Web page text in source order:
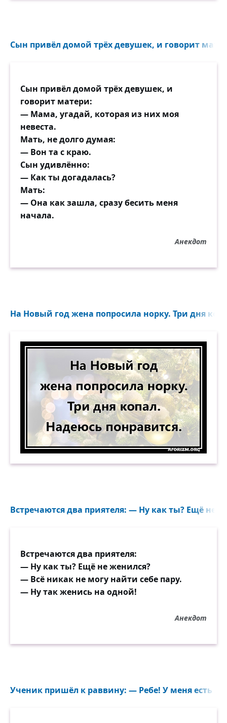
Сын привёл домой трёх девушек, и говорит
Сын привёл домой трёх девушек, и
говорит матери:
— Мама, угадай, которая из них моя
невеста.
Мать, не долго думая:
— Вон та с краю.
Сын удивлённо:
— Как ты догадалась?
Мать:
— Она как зашла, сразу бесить меня
начала.
Анекдот
На Новый год жена попросила норку. Три дня
На Новый год жена попросила норку. Три дня
Встречаются два приятеля: — Ну как ты? Ещё не
Встречаются два приятеля:
— Ну как ты? Ещё не женился?
— Всё никак не могу найти себе пару.
— Ну так женись на одной!
Анекдот
Ученик пришёл к раввину: — Ребе! У меня есть